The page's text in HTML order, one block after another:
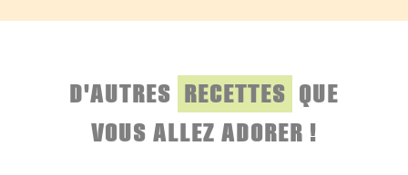
D'AUTRES RECETTES QUE
VOUS ALLEZ ADORER !